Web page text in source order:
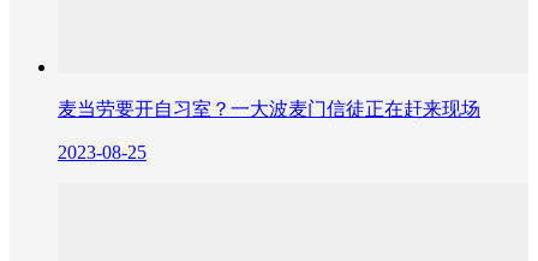
麦当劳要开自习室？一大波麦门信徒正在赶来现场
2023-08-25